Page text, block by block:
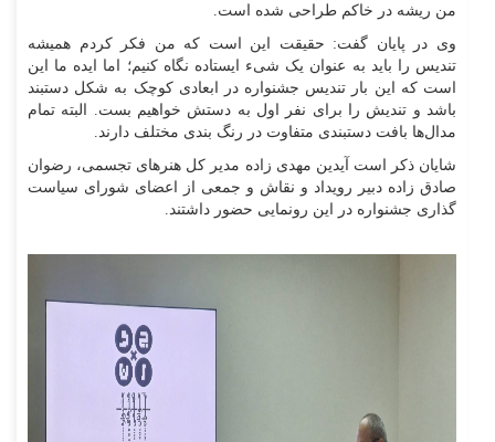
من ریشه در خاکم طراحی شده است.
وی در پایان گفت: حقیقت این است که من فکر کردم همیشه
تندیس را باید به عنوان یک شیء ایستاده نگاه کنیم؛ اما ایده ما این
است که این بار تندیس جشنواره در ابعادی کوچک به شکل دستبند
باشد و تندیش را برای نفر اول به دستش خواهیم بست. البته تمام
مدال‌ها بافت دستبندی متفاوت در رنگ بندی مختلف دارند.
شایان ذکر است آیدین مهدی زاده مدیر کل هنر‌های تجسمی، رضوان
صادق زاده دبیر رویداد و نقاش و جمعی از اعضای شورای سیاست
گذاری جشنواره در این رونمایی حضور داشتند.